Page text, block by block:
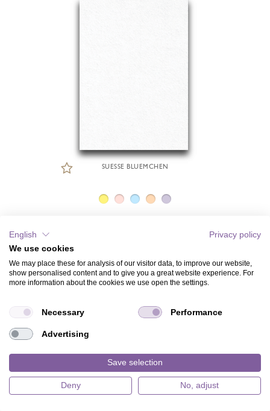
SUESSE BLUEMCHEN
English
Privacy policy
We use cookies
We may place these for analysis of our visitor data, to improve our website,
show personalised content and to give you a great website experience. For
more information about the cookies we use open the settings.
Necessary Performance
Advertising
Save selection
Deny No, adjust